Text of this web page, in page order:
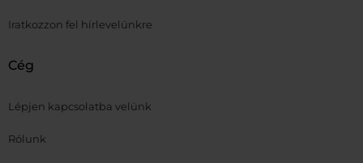
Iratkozzon fel hírlevelünkre
Cég
Lépjen kapcsolatba velünk
Rólunk